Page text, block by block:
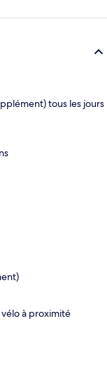
tous les jours
à proximité